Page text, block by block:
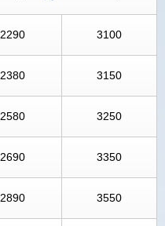
2290 3100
2380 3150
2580 3250
2690 3350
2890 3550